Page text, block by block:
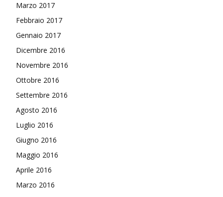
Marzo 2017
Febbraio 2017
Gennaio 2017
Dicembre 2016
Novembre 2016
Ottobre 2016
Settembre 2016
Agosto 2016
Luglio 2016
Giugno 2016
Maggio 2016
Aprile 2016
Marzo 2016